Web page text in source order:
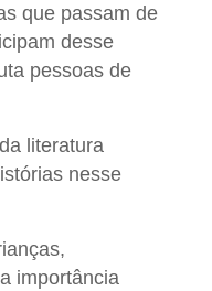
que passam de
desse
pessoas de
literatura
nesse
importância